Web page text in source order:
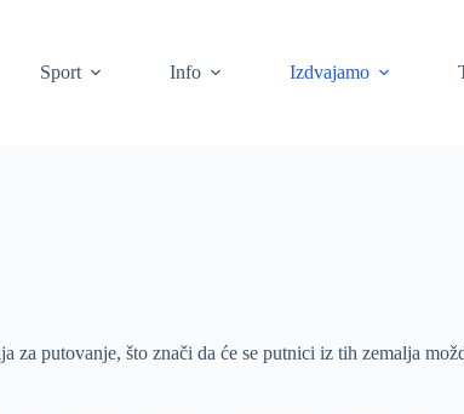
Sport Info Izdvajamo
za putovanje, što znači da će se putnici iz tih zemalja